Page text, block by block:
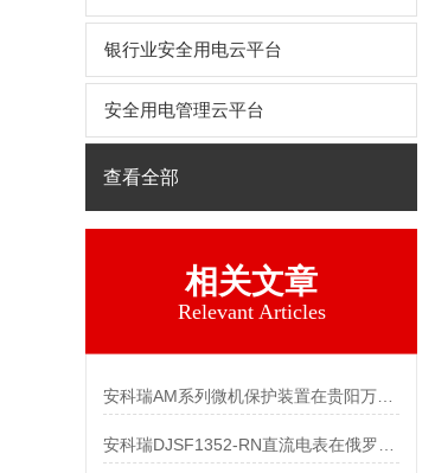
银行业安全用电云平台
安全用电管理云平台
查看全部
相关文章
Relevant Articles
安科瑞AM系列微机保护装置在贵阳万科翡翠滨江配电工程项目的应用